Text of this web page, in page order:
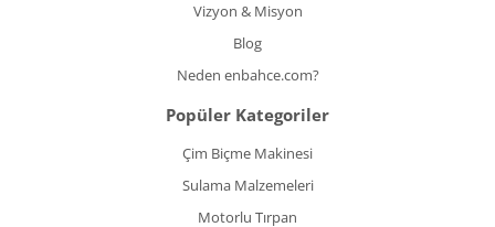
Vizyon & Misyon
Blog
Neden enbahce.com?
Popüler Kategoriler
Çim Biçme Makinesi
Sulama Malzemeleri
Motorlu Tırpan